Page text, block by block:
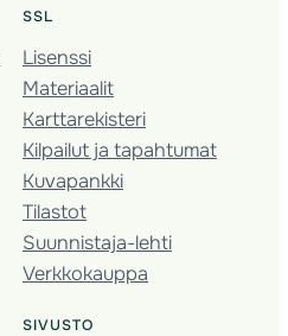
SSL
Lisenssi
Materiaalit
Karttarekisteri
Kilpailut ja tapahtumat
Kuvapankki
Tilastot
Suunnistaja-lehti
Verkkokauppa
SIVUSTO